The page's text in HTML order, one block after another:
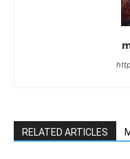
RELATED ARTICLES